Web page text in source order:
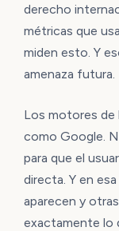
derecho
métricas que
miden esto. Y
amenaza futura.
Los motores de
como Google.
para que el
directa. Y en
aparecen y
exactamente lo